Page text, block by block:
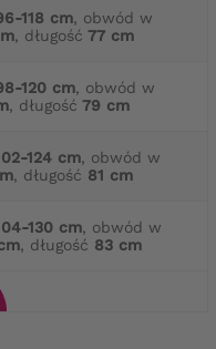
118 cm, obwód w
, długość 77 cm
120 cm, obwód w
, długość 79 cm
124 cm, obwód w
, długość 81 cm
130 cm, obwód w
, długość 83 cm